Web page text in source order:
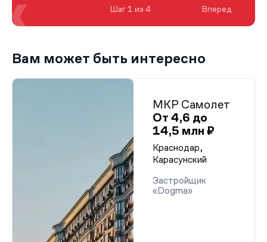
Шаг 1 из 4 Вперед
Вам может быть интересно
МКР Самолет
От 4,6 до
14,5 млн ₽
Краснодар,
Карасунский
Застройщик
«Dogma»